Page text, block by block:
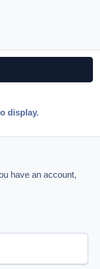
display.
have an account,